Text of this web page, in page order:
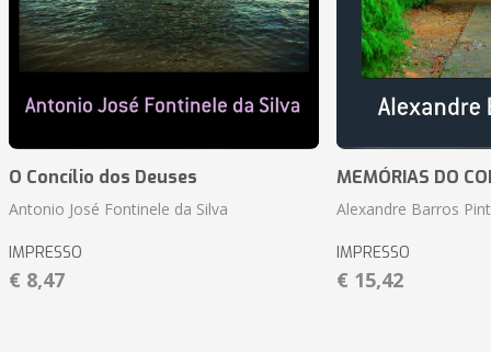
O Concílio dos Deuses
Antonio José Fontinele da Silva
IMPRESSO
€ 8,47
MEMÓRIAS DO
Alexandre Barros
IMPRESSO
€ 15,42